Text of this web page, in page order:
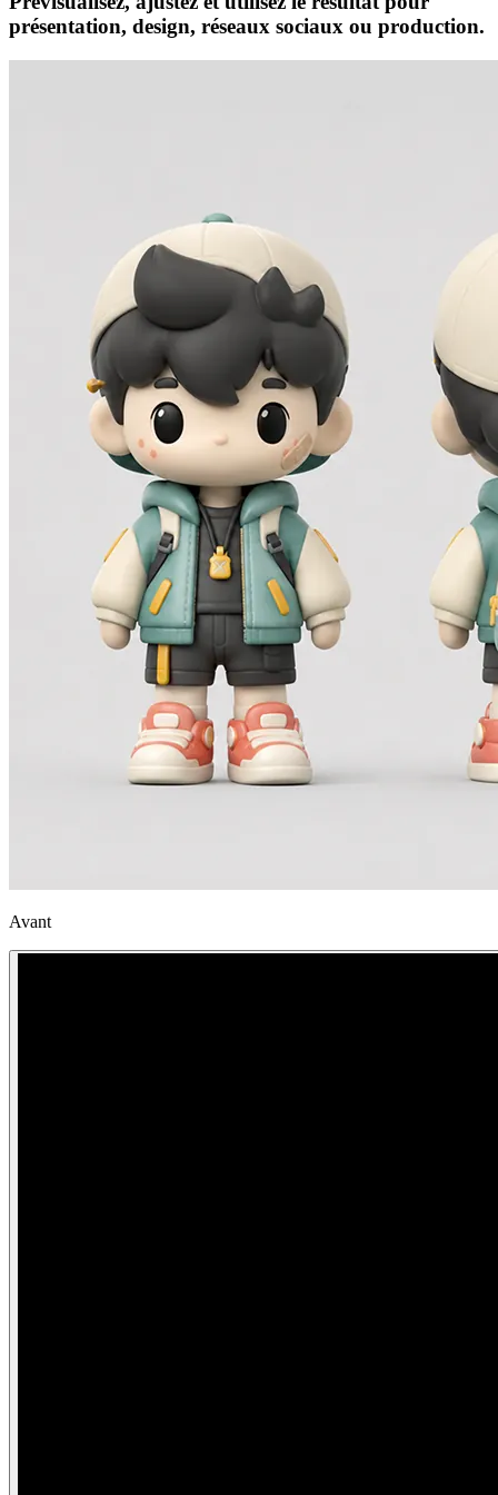
présentation, design, réseaux sociaux ou production.
Avant